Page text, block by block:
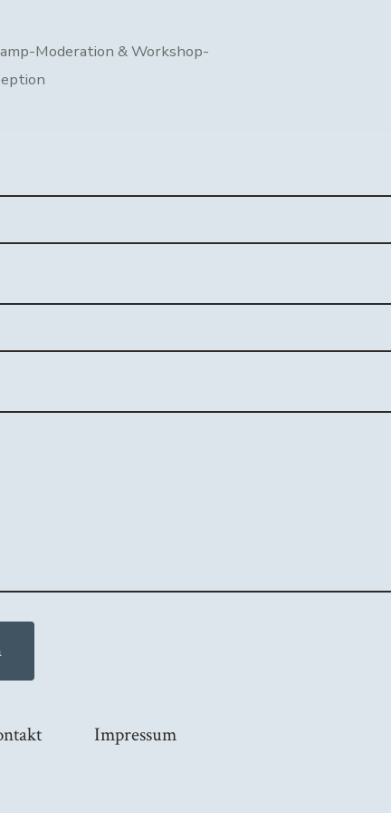
Moderation & Workshop-
Impressum